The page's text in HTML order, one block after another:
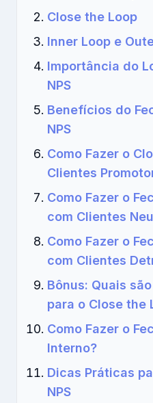
Close the Loop
Inner Loop e
Importância do
NPS
Benefícios do
NPS
Como Fazer o
Clientes
Como Fazer o
com Clientes
Como Fazer o
com Clientes
Bônus: Quais
para o Close the
Como Fazer o
Interno?
Dicas Práticas
NPS